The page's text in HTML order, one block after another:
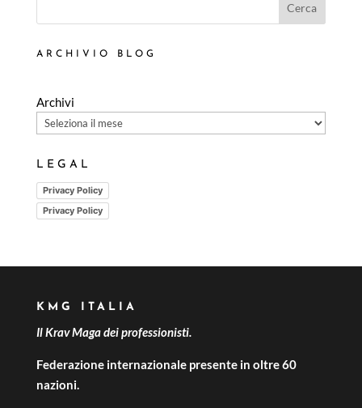
Cerca
ARCHIVIO BLOG
Archivi
LEGAL
Privacy Policy
Privacy Policy
KMG ITALIA
Il Krav Maga dei professionisti.
Federazione internazionale presente in oltre 60
nazioni.